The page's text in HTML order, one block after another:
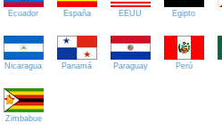
Ecuador España EEUU Egipto
Nicaragua Panamá Paraguay Perú
Zimbabue